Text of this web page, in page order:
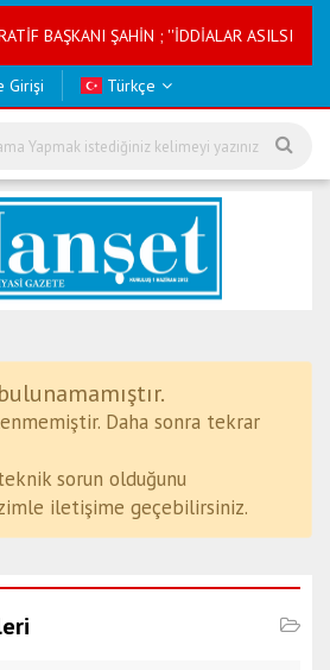
BAŞKANI ŞAHİN ; ''İDDİALAR ASILSIZ''
Girişi Türkçe
Daha sonra tekrar
sorun olduğunu
iletişime geçebilirsiniz.